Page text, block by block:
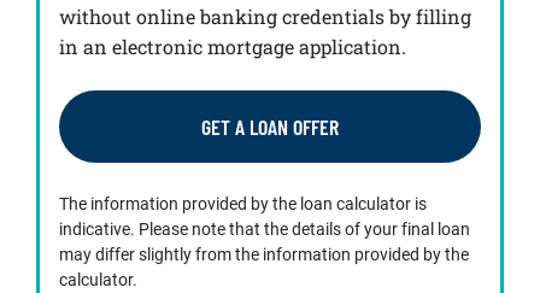
without online banking credentials by filling
in an electronic mortgage application.
GET A LOAN OFFER
The information provided by the loan calculator is
indicative. Please note that the details of your final loan
may differ slightly from the information provided by the
calculator.